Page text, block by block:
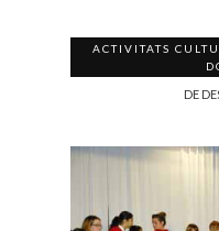
ACTIVITATS
DE